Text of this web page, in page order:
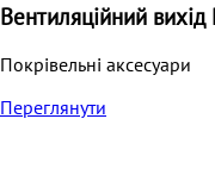
Вентиляційний
Покрівельні аксесуари
Переглянути